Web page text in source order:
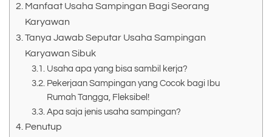
Manfaat Usaha Sampingan Bagi Seorang
Karyawan
Tanya Jawab Seputar Usaha Sampingan
Karyawan Sibuk
Usaha apa yang bisa sambil kerja?
Pekerjaan Sampingan yang Cocok bagi Ibu
Rumah Tangga, Fleksibel!
Apa saja jenis usaha sampingan?
Penutup